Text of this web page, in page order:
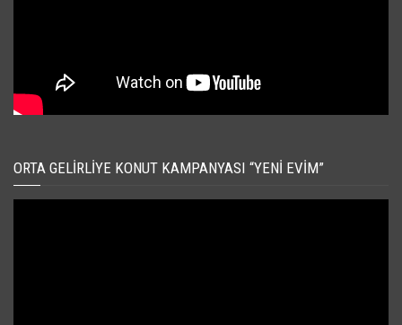
ORTA GELIRLIYE KONUT KAMPANYASI “YENI EVIM”